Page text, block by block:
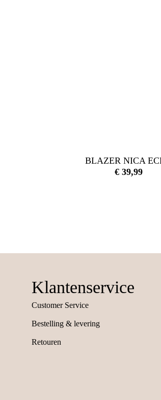
BLAZER NICA
€39,99
Klantenservice
Customer Service
Bestelling & levering
Retouren